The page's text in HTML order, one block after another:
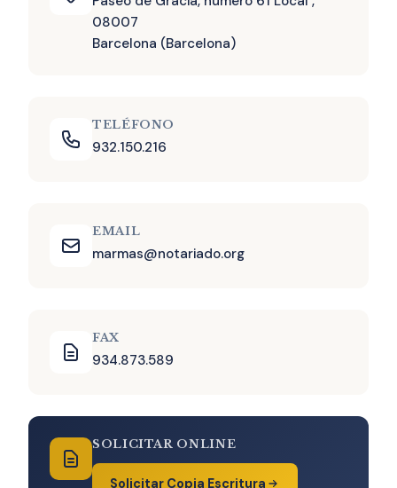
08007
Barcelona (Barcelona)
TELÉFONO
932.150.216
EMAIL
marmas@notariado.org
FAX
934.873.589
SOLICITAR ONLINE
Solicitar Copia Escritura